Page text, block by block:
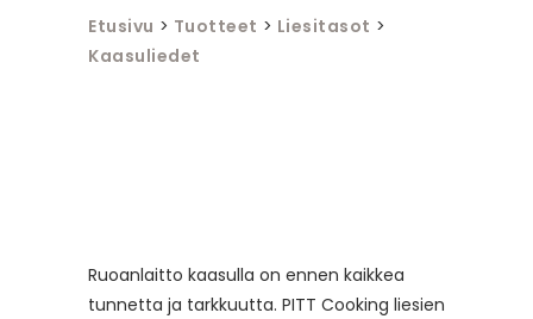
Etusivu > Tuotteet > Liesitasot >
Kaasuliedet
Ruoanlaitto kaasulla on ennen kaikkea
tunnetta ja tarkkuutta. PITT Cooking liesien